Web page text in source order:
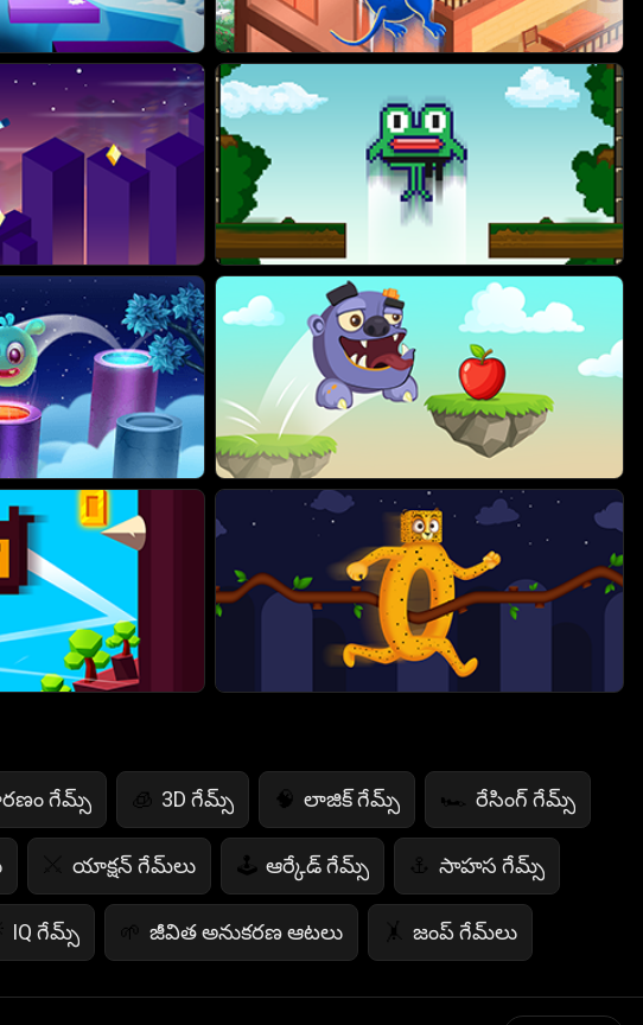
గేమ్స్ 🧊 3D గేమ్స్ 🧠 లాజిక్ గేమ్స్ 🏎️ రేసింగ్ గేమ్స్
⚔️ యాక్షన్ గేమ్‌లు 🕹️ ఆర్కేడ్ గేమ్స్ ⚓ సాహస గేమ్స్
IQ గేమ్స్ 🌱 జీవిత అనుకరణ ఆటలు 🤸 జంప్ గేమ్‌లు
ఆటలు 🧮 గణిత ఆటలు 🍕 ఆహార ఆటలు